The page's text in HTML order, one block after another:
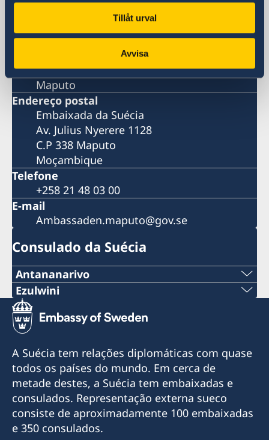
Tillåt urval
Avvisa
Embaixada da Suécia
Av. Julius Nyerere 1128
Maputo
Endereço postal
Embaixada da Suécia
Av. Julius Nyerere 1128
C.P 338 Maputo
Moçambique
Telefone
+258 21 48 03 00
E-mail
Ambassaden.maputo@gov.se
Consulado da Suécia
Antananarivo
Telemóvel & Whatsapp:
+261 32 69 449 06
sweden.mgaconsulate@gmail.com
Villa Hacienda,
RP RAHAJAMARIZAFY
Ambohijatovo- Ivandry
Ezulwini
Tel:
+268 2416-1156
E-mail
swedishconsulate.eswatini@gmail.com
Nyonyane Street, Corner Plaza, Ezulwini,
Eswatini
A Suécia tem relações diplomáticas com quase
todos os países do mundo. Em cerca de
metade destes, a Suécia tem embaixadas e
consulados. Representação externa sueco
consiste de aproximadamente 100 embaixadas
e 350 consulados.